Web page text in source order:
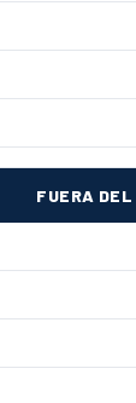
FUERA DEL